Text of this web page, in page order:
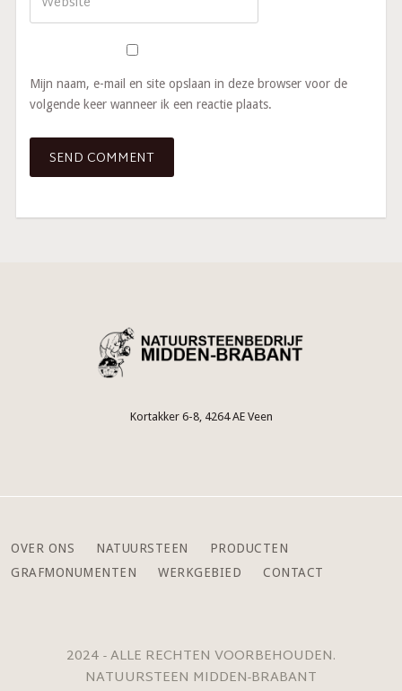
Mijn naam, e-mail en site opslaan in deze browser voor de
volgende keer wanneer ik een reactie plaats.
Kortakker 6-8, 4264 AE Veen
OVER ONS NATUURSTEEN
PRODUCTEN
GRAFMONUMENTEN
WERKGEBIED CONTACT
2024 - ALLE RECHTEN VOORBEHOUDEN.
NATUURSTEEN MIDDEN-BRABANT